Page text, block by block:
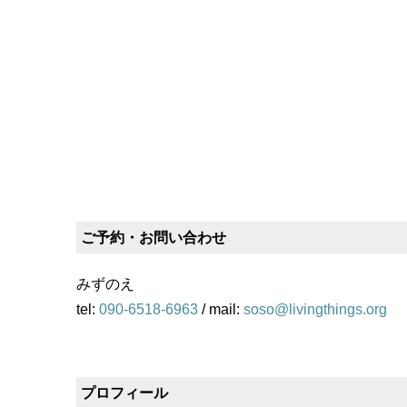
ご予約・お問い合わせ
みずのえ
tel: 090-6518-6963 / mail: soso@livingthings.org
プロフィール